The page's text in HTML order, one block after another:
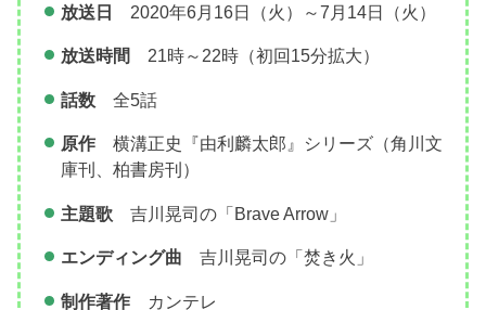
放送日 2020年6月16日（火）～7月14日（火）
放送時間 21時～22時（初回15分拡大）
話数全5話
原作横溝正史『由利麟太郎』シリーズ（角川文
庫刊、柏書房刊）
主題歌吉川晃司の「Brave Arrow」
エンディング曲 吉川晃司の「焚き火」
制作著作カンテレ